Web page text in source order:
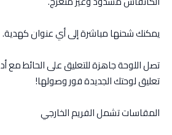
يمكنك شحنها مباشرة إلى أي عنوان كهدية.
تصل اللوحة جاهزة للتعليق على الحائط مع
تعليق لوحتك الجديدة فور وصولها!
المقاسات تشمل الفريم الخارجي